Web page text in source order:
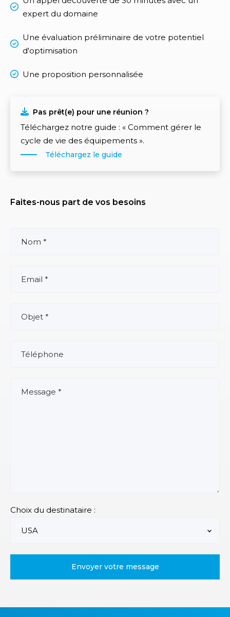
expert du domaine
Une évaluation préliminaire de votre potentiel
d'optimisation
Une proposition personnalisée
Pas prêt(e) pour une réunion ?
Téléchargez notre guide : « Comment gérer le
cycle de vie des équipements ».
Téléchargez le guide
Faites-nous part de vos besoins
Choix du destinataire :